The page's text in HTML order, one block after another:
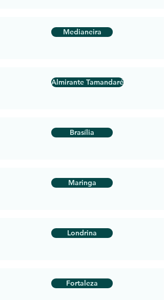
Medianeira
Almirante Tamandaré
Brasília
Maringa
Londrina
Fortaleza